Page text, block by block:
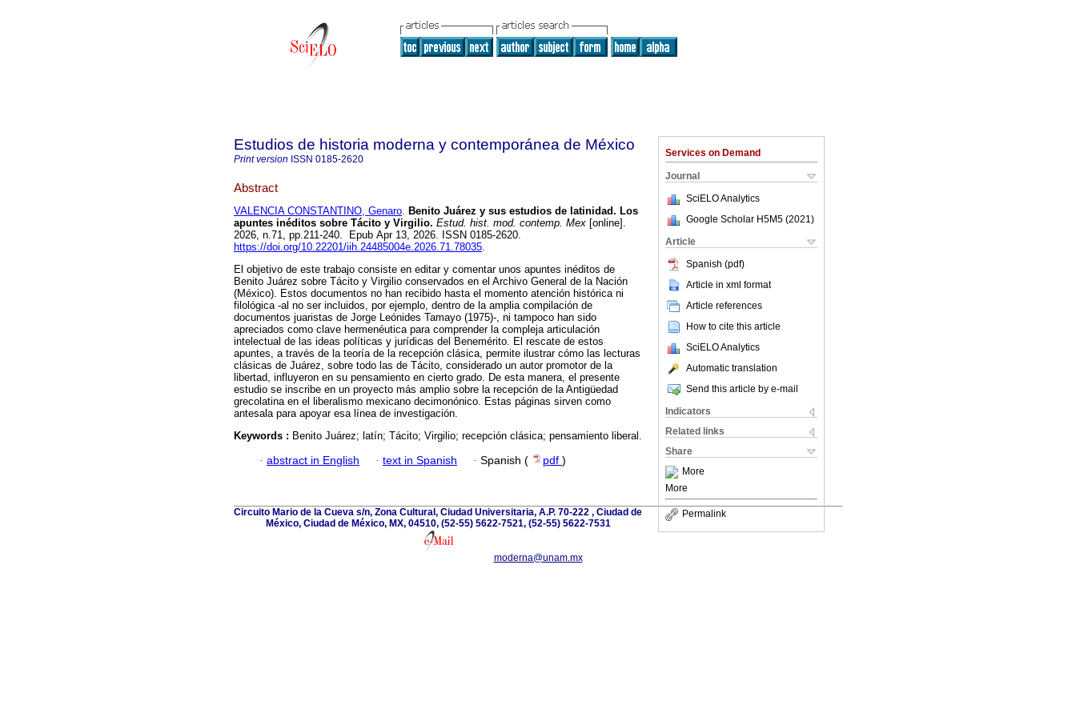
Services on Demand
Journal
SciELO Analytics
Google Scholar H5M5 (2021 )
Article
Spanish (pdf)
Article in xml format
Article references
How to cite this article
SciELO Analytics
Automatic translation
Send this article by e-mail
Indicators
Related links
Share
More
More
Permalink
Estudios de historia moderna y contemporánea de México
Print version ISSN 0185-2620
Abstract
VALENCIA CONSTANTINO, Genaro. Benito Juárez y sus estudios de latinidad. Los
apuntes inéditos sobre Tácito y Virgilio. Estud. hist. mod. contemp. Mex [online].
2026, n.71, pp.211-240. Epub Apr 13, 2026. ISSN 0185-2620.
https://doi.org/10.22201/iih.24485004e.2026.71.78035.
El objetivo de este trabajo consiste en editar y comentar unos apuntes inéditos de
Benito Juárez sobre Tácito y Virgilio conservados en el Archivo General de la Nación
(México). Estos documentos no han recibido hasta el momento atención histórica ni
filológica -al no ser incluidos, por ejemplo, dentro de la amplia compilación de
documentos juaristas de Jorge Leónides Tamayo (1975)-, ni tampoco han sido
apreciados como clave hermenéutica para comprender la compleja articulación
intelectual de las ideas políticas y jurídicas del Benemérito. El rescate de estos
apuntes, a través de la teoría de la recepción clásica, permite ilustrar cómo las lecturas
clásicas de Juárez, sobre todo las de Tácito, considerado un autor promotor de la
libertad, influyeron en su pensamiento en cierto grado. De esta manera, el presente
estudio se inscribe en un proyecto más amplio sobre la recepción de la Antigüedad
grecolatina en el liberalismo mexicano decimonónico. Estas páginas sirven como
antesala para apoyar esa línea de investigación.
Keywords : Benito Juárez; latín; Tácito; Virgilio; recepción clásica; pensamiento liberal.
· abstract in English · text in Spanish · Spanish ( pdf )
Circuito Mario de la Cueva s/n, Zona Cultural, Ciudad Universitaria, A.P. 70-222 , Ciudad de
México, Ciudad de México, MX, 04510, (52-55) 5622-7521, (52-55) 5622-7531
moderna@unam.mx